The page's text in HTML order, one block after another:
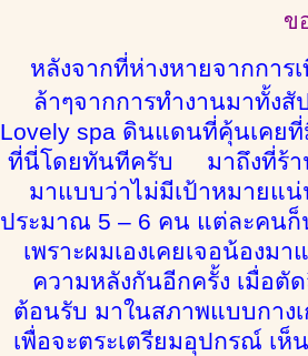
ข
หลังจากที่ห่างหายจากกา
ล้าๆจากการทำงานมาทั้ง
Lovely spa ดินแดนที่คุ้นเคย
ที่นี่โดยทันทีครับ มาถึงที่ร้า
มาแบบว่าไม่มีเป้าหมายแ
ประมาณ 5 – 6 คน แต่ละคน
เพราะผมเองเคยเจอน้อง
ความหลังกันอีกครั้ง เมื่อตั
ต้อนรับ มาในสภาพแบบกาง
เพื่อจะตระเตรียมอุปกรณ์ เ